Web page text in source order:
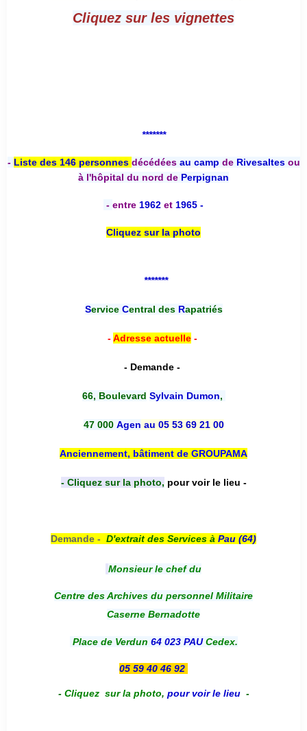
Cliquez sur les vignettes
*******
- Liste des 146 personnes décédées au camp deRivesaltesou
à l'hôpital du nord de Perpignan
- entre 1962 et 1965 -
Cliquez sur la photo
*******
Service Central desRapatriés
-Adresse actuelle-
- Demande -
66, Boulevard Sylvain Dumon,
47 000 Agen au 05 53 69 21 00
Anciennement, bâtiment de GROUPAMA
- Cliquez sur la photo, pour voir le lieu -
Demande - D'extrait des Services à Pau (64)
Monsieur le chef du
Centre des Archives du personnel Militaire
Caserne Bernadotte
Place de Verdun 64 023 PAUCedex.
05 59 40 46 92
- Cliquez sur la photo, pour voir le lieu -